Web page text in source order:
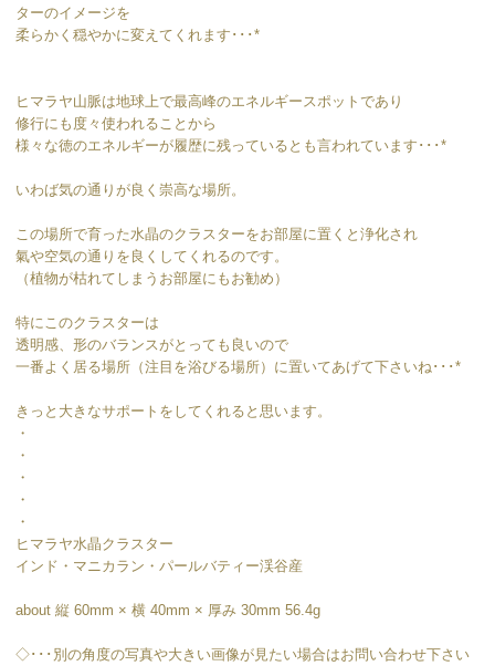
ターのイメージを
柔らかく穏やかに変えてくれます･･･*
ヒマラヤ山脈は地球上で最高峰のエネルギースポットであり
修行にも度々使われることから
様々な徳のエネルギーが履歴に残っているとも言われています･･･*
いわば気の通りが良く崇高な場所。
この場所で育った水晶のクラスターをお部屋に置くと浄化され
氣や空気の通りを良くしてくれるのです。
（植物が枯れてしまうお部屋にもお勧め）
特にこのクラスターは
透明感、形のバランスがとっても良いので
一番よく居る場所（注目を浴びる場所）に置いてあげて下さいね･･･*
きっと大きなサポートをしてくれると思います。
・
・
・
・
・
ヒマラヤ水晶クラスター
インド・マニカラン・パールバティー渓谷産
about 縦 60mm × 横 40mm × 厚み 30mm 56.4g
◇･･･別の角度の写真や大きい画像が見たい場合はお問い合わせ下さい